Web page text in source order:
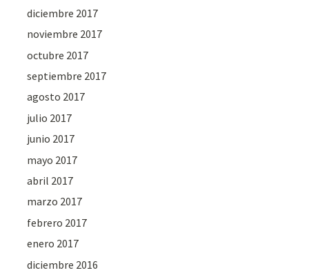
diciembre 2017
noviembre 2017
octubre 2017
septiembre 2017
agosto 2017
julio 2017
junio 2017
mayo 2017
abril 2017
marzo 2017
febrero 2017
enero 2017
diciembre 2016